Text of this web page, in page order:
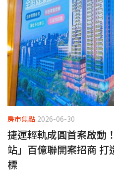
房市焦點 2026-06-30
捷運輕軌成圓首案啟動
站」百億聯開案招商 打
標